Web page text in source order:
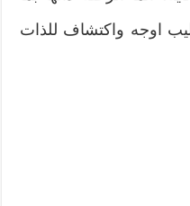
اوجه واكتشاف للذات